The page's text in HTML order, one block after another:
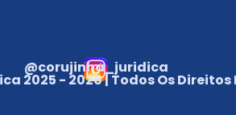
@corujinha_juridica
2025 - 2026 | Todos Os Direitos